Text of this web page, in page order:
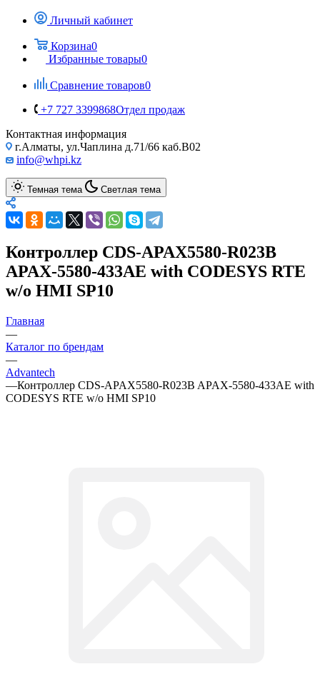
Личный кабинет
Корзина0
Избранные товары0
Сравнение товаров0
+7 727 3399868Отдел продаж
Контактная информация
г.Алматы, ул.Чаплина д.71/66 каб.B02
info@whpi.kz
Темная тема Светлая тема
Контроллер CDS-APAX5580-R023B
APAX-5580-433AE with CODESYS RTE
w/o HMI SP10
Главная
—
Каталог по брендам
—
Advantech
—Контроллер CDS-APAX5580-R023B APAX-5580-433AE with
CODESYS RTE w/o HMI SP10